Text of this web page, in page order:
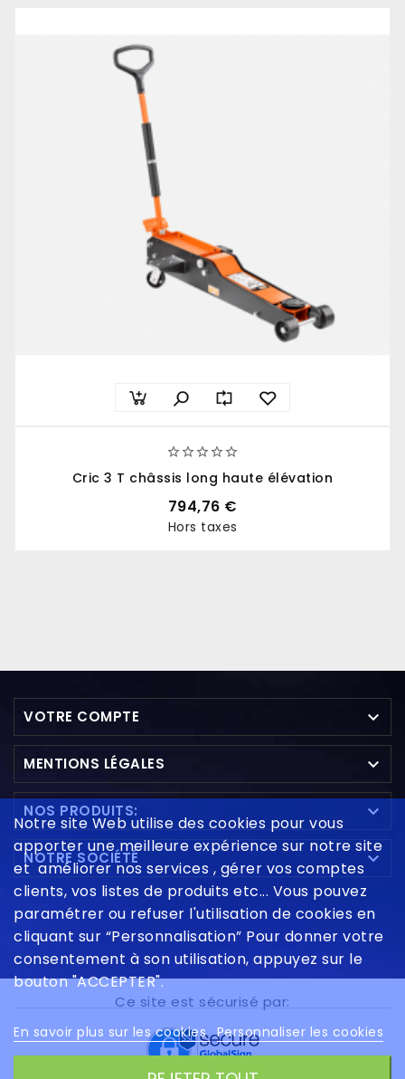

Cric 3 T châssis long haute élévation
794,76 €
Hors taxes
Notre site Web utilise des cookies pour vous
apporter une meilleure expérience sur notre site
et améliorer nos services , gérer vos comptes
clients, vos listes de produits etc... Vous pouvez
paramétrer ou refuser l'utilisation de cookies en
cliquant sur “Personnalisation” Pour donner votre
consentement à son utilisation, appuyez sur le
bouton "ACCEPTER".
En savoir plus sur les cookies Personnaliser les cookies
VOTRE COMPTE 
MENTIONS LÉGALES 
NOS PRODUITS: 
NOTRE SOCIÉTÉ 
Ce site est sécurisé par: